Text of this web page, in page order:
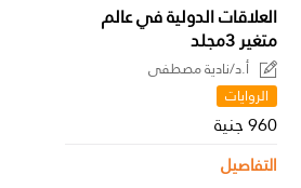
العلاقات الدولية في عالم
متغير 3مجلد
أ.د/نادية مصطفى
الروايات
960 جنية
التفاصيل